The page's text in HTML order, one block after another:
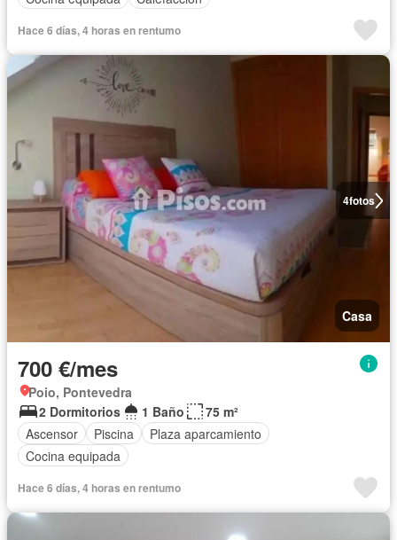
Hace 6 días, 4 horas en rentumo
4fotos
Casa
700 €/mes
Poio, Pontevedra
2 Dormitorios
1 Baño
75 m²
Ascensor
Piscina
Plaza aparcamiento
Cocina equipada
Hace 6 días, 4 horas en rentumo